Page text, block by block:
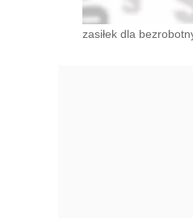
zasiłek dla